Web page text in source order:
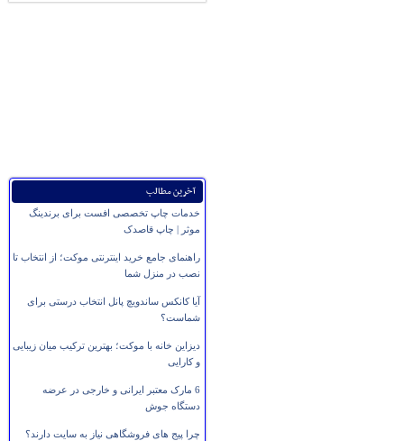
آخرین مطالب
خدمات چاپ تخصصی افست برای برندینگ
موثر | چاپ قاصدک
راهنمای جامع خرید اینترنتی موکت؛ از انتخاب تا
نصب در منزل شما
آیا کانکس ساندویچ پانل انتخاب درستی برای
شماست؟
دیزاین خانه با موکت؛ بهترین ترکیب میان زیبایی
و کارایی
6 مارک معتبر ایرانی و خارجی در عرضه
دستگاه جوش
چرا پیج های فروشگاهی نیاز به سایت دارند؟